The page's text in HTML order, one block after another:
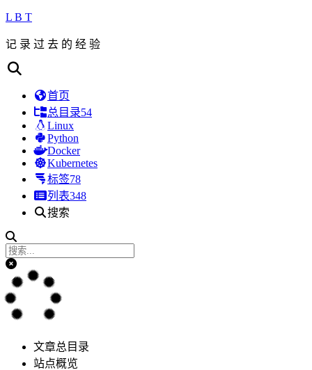
L B T
记 录 过 去 的 经 验
首页
总目录54
Linux
Python
Docker
Kubernetes
标签78
列表348
搜索
文章总目录
站点概览